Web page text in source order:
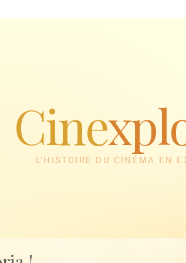
Cine
L'HISTOIRE DU CINÉMA EN